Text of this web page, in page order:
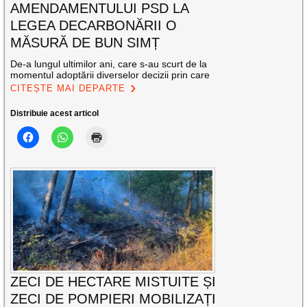
AMENDAMENTULUI PSD LA
LEGEA DECARBONĂRII O
MĂSURĂ DE BUN SIMȚ
De-a lungul ultimilor ani, care s-au scurt de la
momentul adoptării diverselor decizii prin care
CITEȘTE MAI DEPARTE
Distribuie acest articol
ZECI DE HECTARE MISTUITE ȘI
ZECI DE POMPIERI MOBILIZAȚI